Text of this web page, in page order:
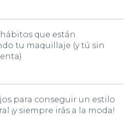
que están
tu maquillaje (y tú sin
para conseguir un estilo
¡y siempre irás a la moda!